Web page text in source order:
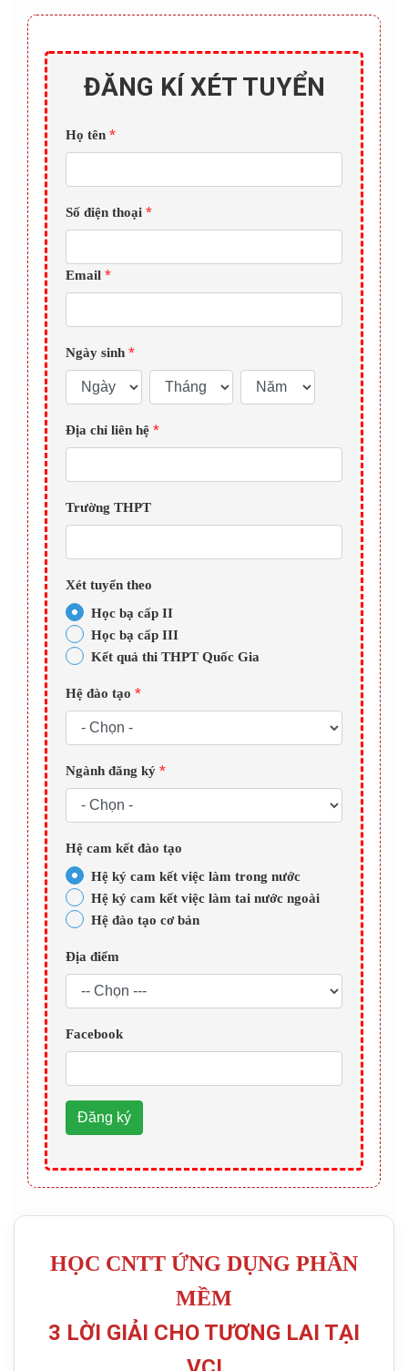
ĐĂNG KÍ XÉT TUYỂN
Họ tên *
Số điện thoại *
Email *
Ngày sinh *
Địa chỉ liên hệ *
Trường THPT
Xét tuyển theo
Học bạ cấp II
Học bạ cấp III
Kết quả thi THPT Quốc Gia
Hệ đào tạo *
Ngành đăng ký *
Hệ cam kết đào tạo
Hệ ký cam kết việc làm trong nước
Hệ ký cam kết việc làm tai nước ngoài
Hệ đào tạo cơ bản
Địa điểm
Facebook
Đăng ký
HỌC CNTT ỨNG DỤNG PHẦN
MỀM
3 LỜI GIẢI CHO TƯƠNG LAI TẠI